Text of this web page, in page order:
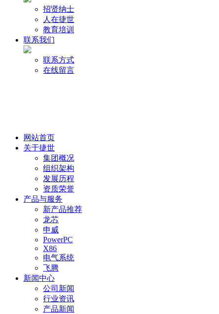
招贤纳士
人在捷世
教育培训
联系我们
联系方式
在线留言
网站首页
关于捷世
集团概况
组织架构
发展历程
资质荣誉
产品与服务
新产品推荐
龙芯
申威
PowerPC
X86
电气系统
飞腾
新闻中心
公司新闻
行业资讯
产品新闻